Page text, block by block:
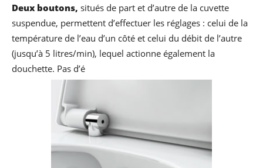
Deux boutons, situés de part et d’autre de la cuvette
suspendue, permettent d’effectuer les réglages : celui de la
température de l’eau d’un côté et celui du débit de l’autre
(jusqu’à 5 litres/min), lequel actionne également la
douchette. Pas d’é